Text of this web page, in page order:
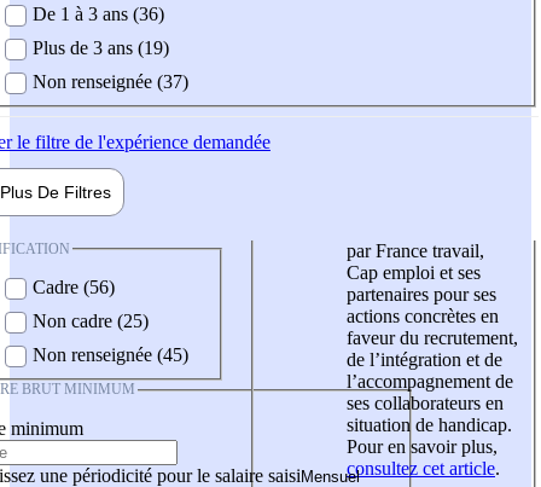
De 1 à 3 ans (36)
Plus de 3 ans (19)
Non renseignée (37)
le filtre de l'expérience demandée
Plus De Filtres
Cadre (56)
Non cadre (25)
Non renseignée (45)
BRUT MINIMUM
minimum
une périodicité pour le salaire saisi
par France travail,
Cap emploi et ses
partenaires pour ses
actions concrètes en
faveur du recrutement,
de l’intégration et de
l’accompagnement de
ses collaborateurs en
situation de handicap.
Pour en savoir plus,
consultez cet article.